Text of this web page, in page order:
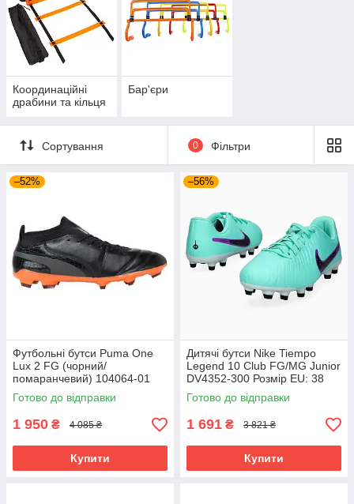
Координаційні
драбини та кільця
Бар'єри
Сортування 0 Фільтри
–52%
Футбольні бутси Puma One
Lux 2 FG (чорний/
помаранчевий) 104064-01
Розмір EU: 44
Готово до відправки
1 950 ₴ 4 085 ₴
Купити
–56%
Дитячі бутси Nike Tiempo
Legend 10 Club FG/MG Junior
DV4352-300 Розмір EU: 38
Готово до відправки
1 691 ₴ 3 821 ₴
Купити